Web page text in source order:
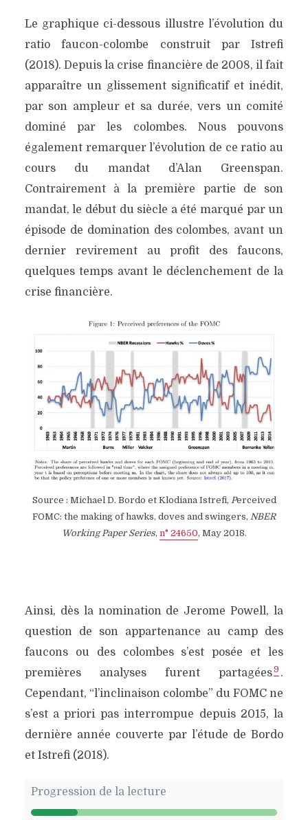
Le graphique ci-dessous illustre l’évolution du
ratio faucon-colombe construit par Istrefi
(2018). Depuis la crise financière de 2008, il fait
apparaître un glissement significatif et inédit,
par son ampleur et sa durée, vers un comité
dominé par les colombes. Nous pouvons
également remarquer l’évolution de ce ratio au
cours du mandat d’Alan Greenspan.
Contrairement à la première partie de son
mandat, le début du siècle a été marqué par un
épisode de domination des colombes, avant un
dernier revirement au profit des faucons,
quelques temps avant le déclenchement de la
crise financière.
Source : Michael D. Bordo et Klodiana Istrefi, Perceived
FOMC: the making of hawks, doves and swingers, NBER
Working Paper Series, n° 24650, May 2018.
Ainsi, dès la nomination de Jerome Powell, la
question de son appartenance au camp des
faucons ou des colombes s’est posée et les
premières analyses furent partagées9 .
Cependant, “l’inclinaison colombe” du FOMC ne
s’est a priori pas interrompue depuis 2015, la
dernière année couverte par l’étude de Bordo
et Istrefi (2018).
Progression de la lecture